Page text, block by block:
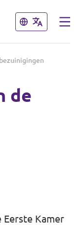
Sluiten
Sluiten
de
Eerste Kamer